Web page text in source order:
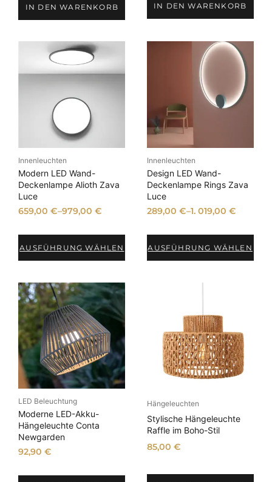
e
IN DEN WARENKORB IN DEN WARENKORB
Innenleuchten
Modern LED Wand-
Deckenlampe Alioth Zava
Luce
659,00€–979,00€
AUSFÜHRUNG WÄHLEN
Innenleuchten
Design LED Wand-
Deckenlampe Rings Zava
Luce
289,00 €–1. 019,00 €
AUSFÜHRUNG WÄHLEN
LED Beleuchtung
Moderne LED-Akku-
Hängeleuchte Conta
Newgarden
92,90€
Hängeleuchten
Stylische Hängeleuchte
Raffle im Boho-Stil
85,00 €